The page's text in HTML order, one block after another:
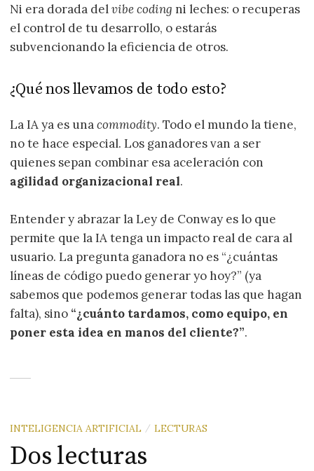
Ni era dorada delvibe coding ni leches: o recuperas
el control de tu desarrollo, o estarás
subvencionando la eficiencia de otros.
¿Qué nos llevamos de todo esto?
La IA ya es unacommodity. Todo el mundo la tiene,
no te hace especial. Los ganadores van a ser
quienes sepan combinar esa aceleración con
agilidad organizacional real.
Entender y abrazar la Ley de Conway es lo que
permite que la IA tenga un impacto real de cara al
usuario. La pregunta ganadora no es “¿cuántas
líneas de código puedo generar yo hoy?” (ya
sabemos que podemos generar todas las que hagan
falta), sino “¿cuánto tardamos, como equipo, en
poner esta idea en manos del cliente?”.
INTELIGENCIA ARTIFICIAL / LECTURAS
Dos lecturas